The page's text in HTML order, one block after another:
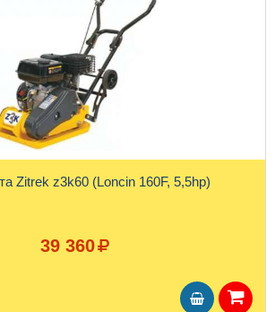
Zitrek z3k60 (Loncin 160F, 5,5hp)
39 360